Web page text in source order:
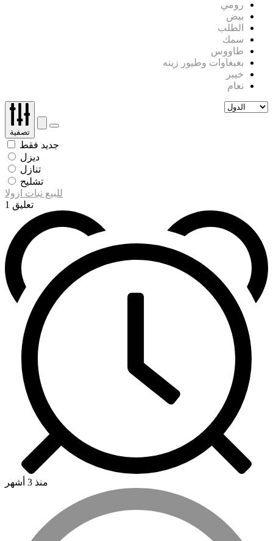
رومي
بيض
الطلب
سمك
طاووس
بغبغاوات وطيور زينه
خيبر
نعام
تصفية
جديد فقط
ديزل
تنازل
تشليح
للبيع نبات ازولا
1 تعليق
منذ 3 أشهر